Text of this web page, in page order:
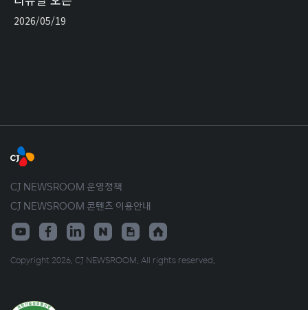
2026/05/19
CJ NEWSROOM 운영정책
CJ NEWSROOM 콘텐츠 이용안내
Copyright 2026. CJ NEWSROOM. All rights reserved.